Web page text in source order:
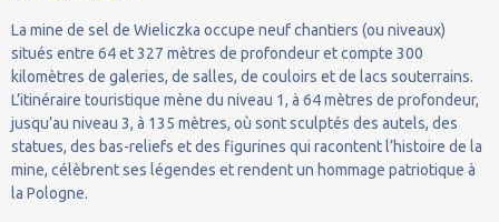
La mine de sel de Wieliczka occupe neuf chantiers (ou niveaux)
situés entre 64 et 327 mètres de profondeur et compte 300
kilomètres de galeries, de salles, de couloirs et de lacs souterrains.
L’itinéraire touristique mène du niveau 1, à 64 mètres de profondeur,
jusqu’au niveau 3, à 135 mètres, où sont sculptés des autels, des
statues, des bas-reliefs et des figurines qui racontent l’histoire de la
mine, célèbrent ses légendes et rendent un hommage patriotique à
la Pologne.